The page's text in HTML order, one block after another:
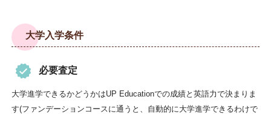
大学入学条件
必要査定
大学進学できるかどうかはUP Educationでの成績と英語力で決まりま
す(ファンデーションコースに通うと、自動的に大学進学できるわけで